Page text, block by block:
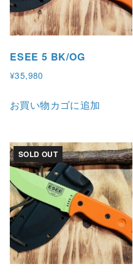
ESEE 5 BK/OG
¥35,980
お買い物カゴに追加
SOLD OUT